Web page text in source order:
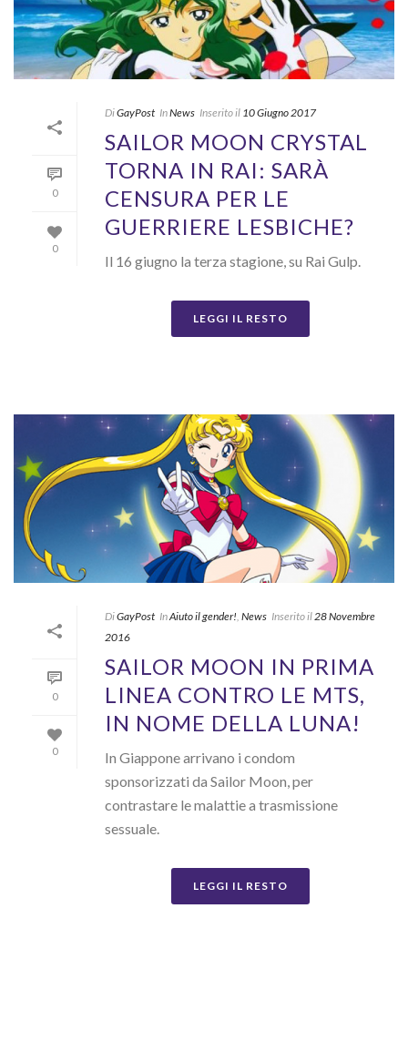
0
0
DiGayPost InNews Inserito il 10 Giugno 2017
SAILOR MOON CRYSTAL
TORNA IN RAI: SARÀ
CENSURA PER LE
GUERRIERE LESBICHE?
Il 16 giugno la terza stagione, su Rai Gulp.
LEGGI IL RESTO
0
0
DiGayPost InAiuto il gender! News Inserito il 28 Novembre
2016
SAILOR MOON IN PRIMA
LINEA CONTRO LE MTS,
IN NOME DELLA LUNA!
In Giappone arrivano i condom
sponsorizzati da Sailor Moon, per
contrastare le malattie a trasmissione
sessuale.
LEGGI IL RESTO